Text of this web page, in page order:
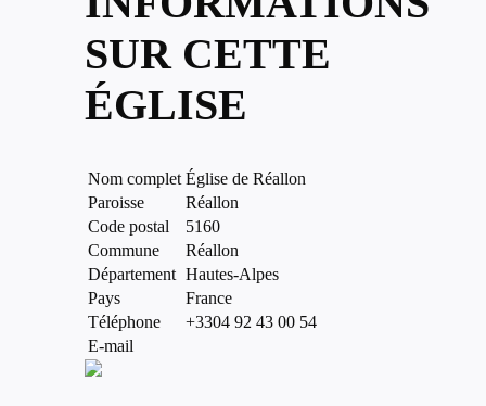
SUR CETTE
ÉGLISE
Nom complet Église de Réallon
Paroisse
Réallon
Code postal
5160
Commune
Réallon
Département Hautes-Alpes
Pays
France
Téléphone
+3304 92 43 00 54
E-mail